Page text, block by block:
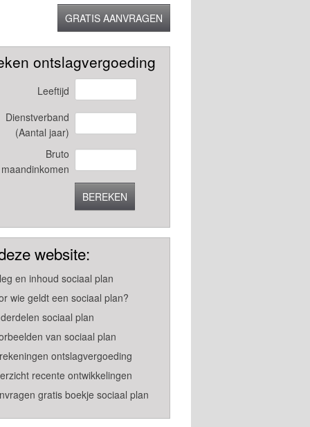
GRATIS AANVRAGEN
ontslagvergoeding
Leeftijd
Dienstverband
(Aantal jaar)
Bruto
maandinkomen
BEREKEN
website:
en inhoud sociaal plan
wie geldt een sociaal plan?
sociaal plan
van sociaal plan
ontslagvergoeding
recente ontwikkelingen
gratis boekje sociaal plan